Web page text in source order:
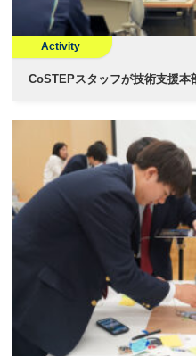
Activity
CoSTEPスタッフが技術支援本